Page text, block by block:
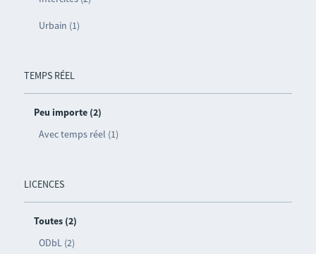
Urbain (1)
TEMPS RÉEL
Peu importe (2)
Avec temps réel (1)
LICENCES
Toutes (2)
ODbL (2)